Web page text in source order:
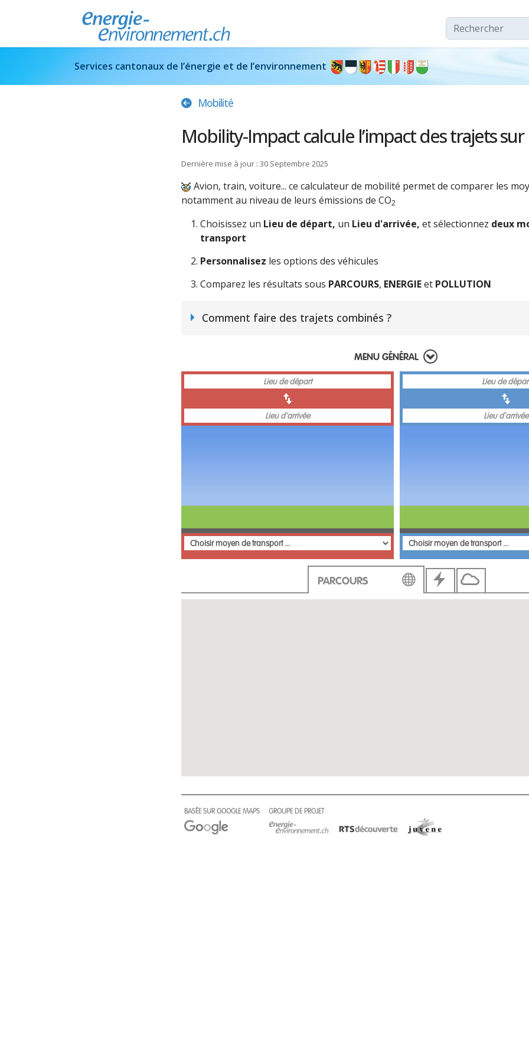
Rechercher
Services cantonaux de l’énergie et de l’environnement
Mobilité
Mobility-Impact calcule l’impact des trajets
Dernière mise à jour : 30 Septembre 2025
Avion, train, voiture... ce calculateur de mobilité permet de comparer les
notamment au niveau de leurs émissions de CO2
Choisissez un Lieu de départ, un Lieu d'arrivée, et sélectionnez deux
transport
Personnalisez les options des véhicules
Comparez les résultats sous PARCOURS, ENERGIEet POLLUTION
Comment faire des trajets combinés ?